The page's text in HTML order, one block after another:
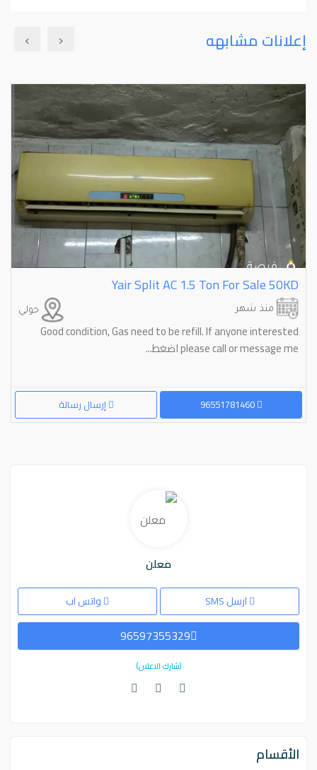
إعلانات مشابهه
Yair Split AC 1.5 Ton For Sale 50KD
حولي منذ شهر
Good condition, Gas need to be refill. If anyone interested
please call or message me اضغط...
إرسال رسالة 96551781460
‹
›
معلن
ارسل SMS واتس اب
96597355329
(شارك الاعلان)
الأقسام